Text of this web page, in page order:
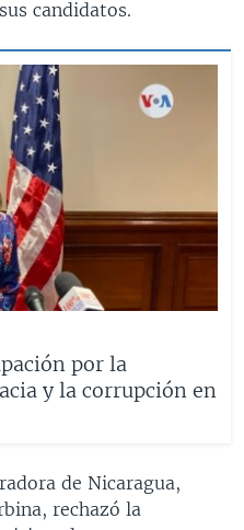
candidatos.
por la
y la corrupción en
de Nicaragua,
rechazó la